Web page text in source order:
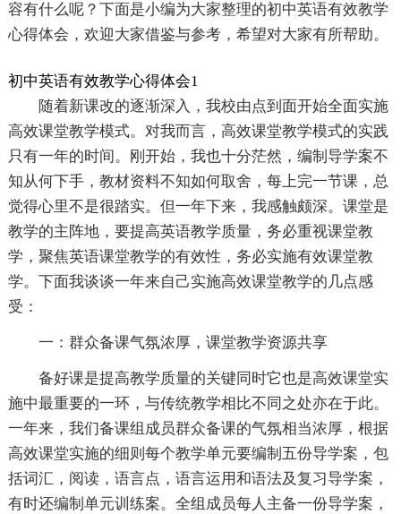
容有什么呢？下面是小编为大家整理的初中英语有效教学
心得体会，欢迎大家借鉴与参考，希望对大家有所帮助。
初中英语有效教学心得体会1
随着新课改的逐渐深入，我校由点到面开始全面实施
高效课堂教学模式。对我而言，高效课堂教学模式的实践
只有一年的时间。刚开始，我也十分茫然，编制导学案不
知从何下手，教材资料不知如何取舍，每上完一节课，总
觉得心里不是很踏实。但一年下来，我感触颇深。课堂是
教学的主阵地，要提高英语教学质量，务必重视课堂教
学，聚焦英语课堂教学的有效性，务必实施有效课堂教
学。下面我谈谈一年来自己实施高效课堂教学的几点感
受：
一：群众备课气氛浓厚，课堂教学资源共享
备好课是提高教学质量的关键同时它也是高效课堂实
施中最重要的一环，与传统教学相比不同之处亦在于此。
一年来，我们备课组成员群众备课的气氛相当浓厚，根据
高效课堂实施的细则每个教学单元要编制五份导学案，包
括词汇，阅读，语言点，语言运用和语法及复习导学案，
有时还编制单元训练案。全组成员每人主备一份导学案，